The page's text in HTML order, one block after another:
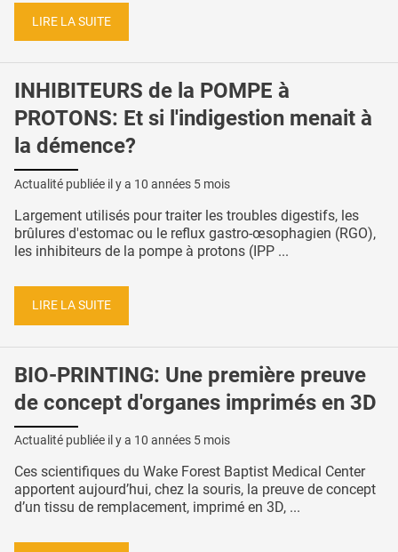
LIRE LA SUITE
INHIBITEURS de la POMPE à
PROTONS: Et si l'indigestion menait à
la démence?
Actualité publiée il y a 10 années 5 mois
Largement utilisés pour traiter les troubles digestifs, les
brûlures d'estomac ou le reflux gastro-œsophagien (RGO),
les inhibiteurs de la pompe à protons (IPP ...
LIRE LA SUITE
BIO-PRINTING: Une première preuve
de concept d'organes imprimés en 3D
Actualité publiée il y a 10 années 5 mois
Ces scientifiques du Wake Forest Baptist Medical Center
apportent aujourd’hui, chez la souris, la preuve de concept
d’un tissu de remplacement, imprimé en 3D, ...